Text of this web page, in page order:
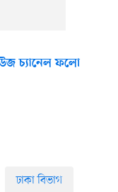
চ্যানেল ফলো
ঢাকা বিভাগ